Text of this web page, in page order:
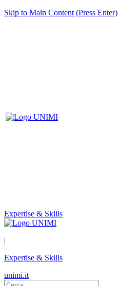
Skip to Main Content (Press Enter)
Expertise & Skills
|
Expertise & Skills
unimi.it